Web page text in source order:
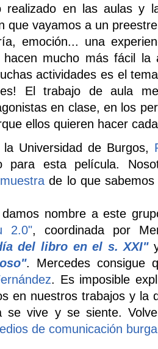
realizado en las aulas y
que vayamos a un
emoción... una
hacen mucho más fácil
actividades es el
El trabajo de aula
en clase, en los
ellos quieren hacer
Universidad de Burgos,
para esta película.
muestra de lo que
nombre a este
2.0", coordinada por
del libro en el s. XXI"y
. Mercedes consigue
. Es imposible
en nuestros trabajos y la
se vive y se siente.
de comunicación